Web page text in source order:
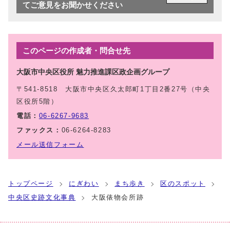
てご意見をお聞かせください
このページの作成者・問合せ先
大阪市中央区役所 魅力推進課区政企画グループ
〒541-8518 大阪市中央区久太郎町1丁目2番27号（中央
区役所5階）
電話： 06-6267-9683
ファックス： 06-6264-8283
メール送信フォーム
トップページ にぎわい まち歩き
区のスポット
中央区史跡文化事典
大阪俵物会所跡